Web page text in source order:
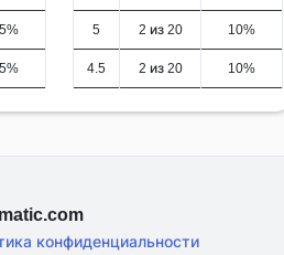
5 2 из 20 10%
4.5 2 из 20 10%
конфиденциальности